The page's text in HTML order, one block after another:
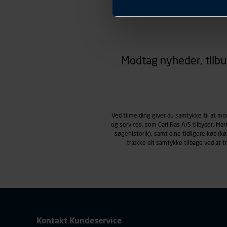
hjemmesiden ser ud eller
Carl Ras anvender
henblik på markedsføring,
personoplysninger om
Vi henviser endvidere til
personoplysninger.
Modtag nyheder,
Ved tilmelding giver du samtykke til at
og services, som Carl Ras A/S tilbyder.
søgehistorik), samt dine tidligere køb
trække dit samtykke tilbage ved at
Kontakt Kundeservice